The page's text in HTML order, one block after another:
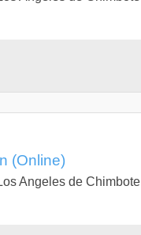
(Online)
Angeles de Chimbote